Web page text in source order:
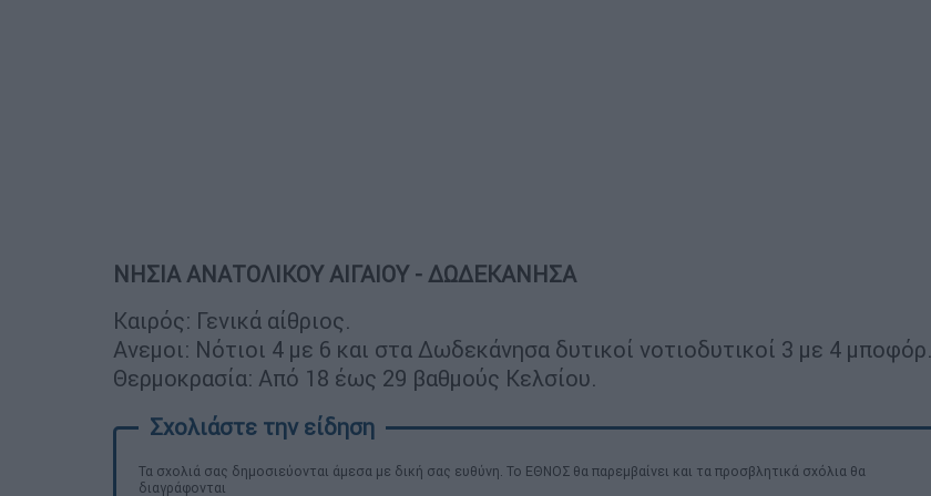
ΝΗΣΙΑ ΑΝΑΤΟΛΙΚΟΥ ΑΙΓΑΙΟΥ - ΔΩΔΕΚΑΝΗΣΑ
Καιρός: Γενικά αίθριος.
Ανεμοι: Νότιοι 4 με 6 και στα Δωδεκάνησα δυτικοί νοτιοδυτικοί 3 με 4 μποφόρ.
Θερμοκρασία: Από 18 έως 29 βαθμούς Κελσίου.
Τα σχολιά σας δημοσιεύονται άμεσα με δική σας ευθύνη. Το ΕΘΝΟΣ θα παρεμβαίνει και τα προσβλητικά σχόλια θα
διαγράφονται